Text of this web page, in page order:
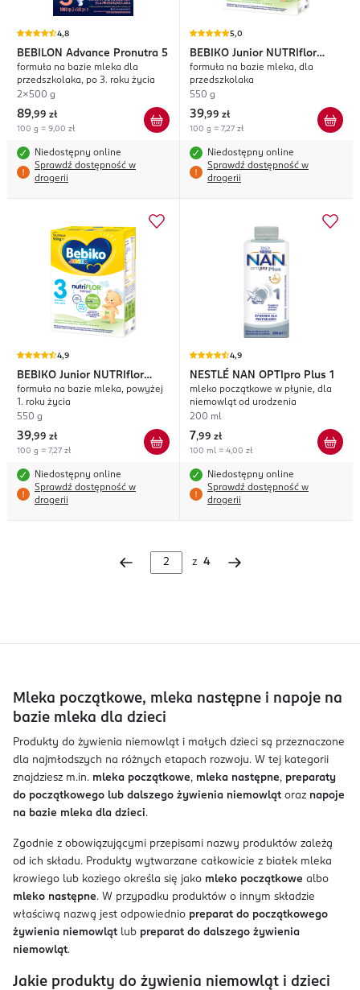
4,8
BEBILON Advance Pronutra 5
formuła na bazie mleka dla
przedszkolaka, po 3. roku życia
2x500 g
89,99 zł
100 g = 9,00 zł
Niedostępny online
Sprawdź dostępność w
drogerii
5,0
BEBIKO Junior NUTRIflor
Expert 5
formuła na bazie mleka, dla
przedszkolaka
550 g
39,99 zł
100 g = 7,27 zł
Niedostępny online
Sprawdź dostępność w
drogerii
4,9
BEBIKO Junior NUTRIflor
Expert 3
formuła na bazie mleka, powyżej
1. roku życia
550 g
39,99 zł
100 g = 7,27 zł
Niedostępny online
Sprawdź dostępność w
drogerii
4,9
NESTLÉ NAN OPTIpro Plus 1
mleko początkowe w płynie, dla
niemowląt od urodzenia
200 ml
7,99 zł
100 ml = 4,00 zł
Niedostępny online
Sprawdź dostępność w
drogerii
z 4
Mleka początkowe, mleka następne i napoje na
bazie mleka dla dzieci
Produkty do żywienia niemowląt i małych dzieci są przeznaczone
dla najmłodszych na różnych etapach rozwoju. W tej kategorii
znajdziesz m.in. mleka początkowe, mleka następne, preparaty
do początkowego lub dalszego żywienia niemowląt oraz napoje
na bazie mleka dla dzieci.
Zgodnie z obowiązującymi przepisami nazwy produktów zależą
od ich składu. Produkty wytwarzane całkowicie z białek mleka
krowiego lub koziego określa się jako mleko początkowe albo
mleko następne. W przypadku produktów o innym składzie
właściwą nazwą jest odpowiednio preparat do początkowego
żywienia niemowląt lub preparat do dalszego żywienia
niemowląt.
Jakie produkty do żywienia niemowląt i dzieci